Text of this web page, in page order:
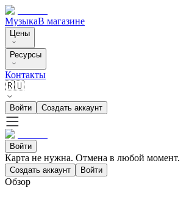
МузыкаВ магазине
Цены
Ресурсы
Контакты
🇷🇺
Войти Создать аккаунт
Войти
Карта не нужна. Отмена в любой момент.
Создать аккаунт Войти
Обзор